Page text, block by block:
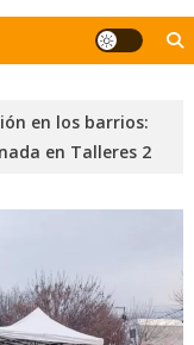
en los barrios:
en Talleres 2